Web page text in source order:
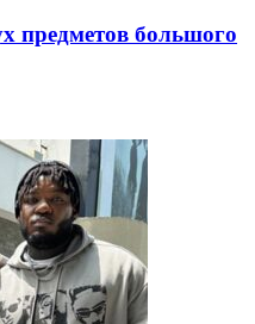
предметов большого